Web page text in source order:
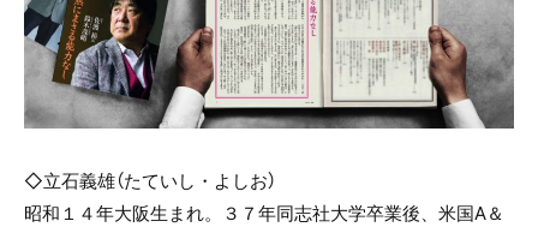
◇立石義雄（たていし・よしお）
昭和１４年大阪生まれ。３７年同志社大学卒業後、米国A＆